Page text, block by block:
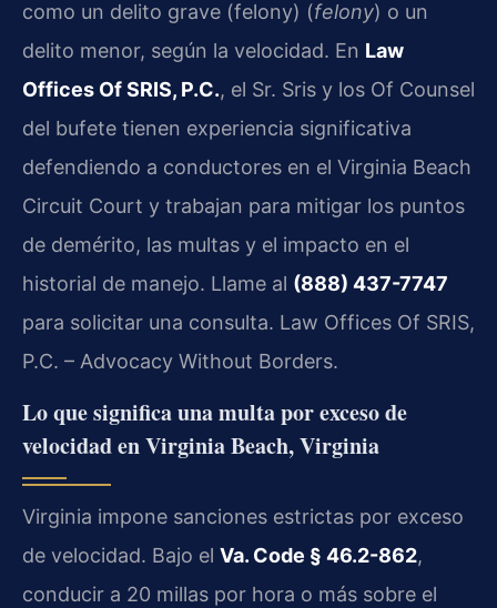
como un delito grave (felony) (felony) o un
delito menor, según la velocidad. En Law
Offices Of SRIS, P.C., el Sr. Sris y los Of Counsel
del bufete tienen experiencia significativa
defendiendo a conductores en el Virginia Beach
Circuit Court y trabajan para mitigar los puntos
de demérito, las multas y el impacto en el
historial de manejo. Llame al (888) 437-7747
para solicitar una consulta. Law Offices Of SRIS,
P.C. – Advocacy Without Borders.
Lo que significa una multa por exceso de
velocidad en Virginia Beach, Virginia
Virginia impone sanciones estrictas por exceso
de velocidad. Bajo el Va. Code § 46.2-862,
conducir a 20 millas por hora o más sobre el